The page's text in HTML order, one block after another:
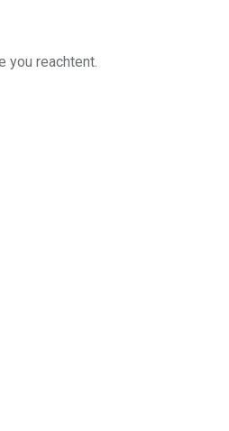
you reachtent.